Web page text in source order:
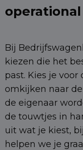
Bij
kiezen die het
past. Kies je
omkijken naar
de eigenaar
de touwtjes in
uit wat je kiest,
helpen we je